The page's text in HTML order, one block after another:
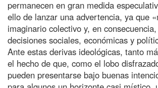
permanecen en gran medida
ello de lanzar una advertencia, ya que
imaginario colectivo y, en
decisiones sociales, económicas y
Ante estas derivas ideológicas, tanto
el hecho de que, como el lobo
pueden presentarse bajo buenas